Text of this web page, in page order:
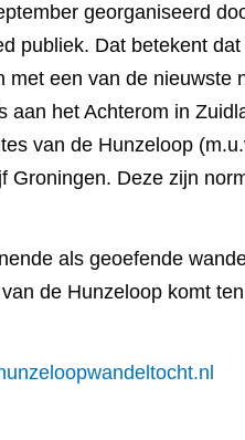
georganiseerd
publiek. Dat betekent
een van de
het Achterom in
van de Hunzeloop
Groningen. Deze zijn
als geoefende
de Hunzeloop komt